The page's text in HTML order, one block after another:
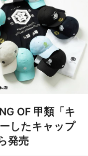
OF 甲類「キ
したキャップ
発売